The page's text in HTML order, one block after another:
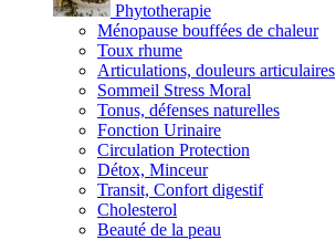
Phytotherapie
Ménopause bouffées de chaleur
Toux rhume
Articulations, douleurs articulaires
Sommeil Stress Moral
Tonus, défenses naturelles
Fonction Urinaire
Circulation Protection
Détox, Minceur
Transit, Confort digestif
Cholesterol
Beauté de la peau